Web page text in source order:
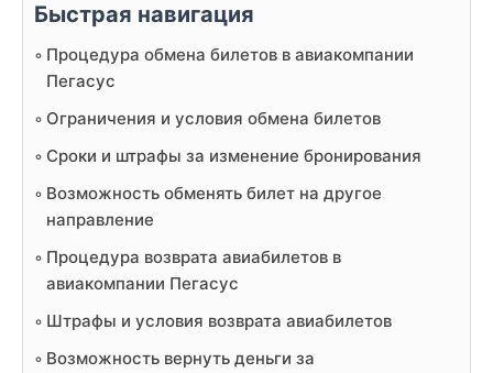
Быстрая навигация
Процедура обмена билетов в авиакомпании
Пегасус
Ограничения и условия обмена билетов
Сроки и штрафы за изменение бронирования
Возможность обменять билет на другое
направление
Процедура возврата авиабилетов в
авиакомпании Пегасус
Штрафы и условия возврата авиабилетов
Возможность вернуть деньги за